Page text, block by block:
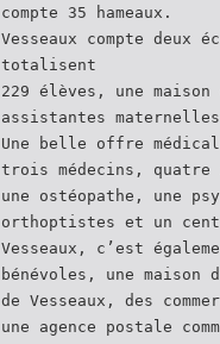
compte 35 hameaux.
Vesseaux compte deux
totalisent
229 élèves, une
assistantes
Une belle offre
trois médecins,
une ostéopathe, une
orthoptistes et un
Vesseaux, c’est
bénévoles, une maison
de Vesseaux, des
une agence postale